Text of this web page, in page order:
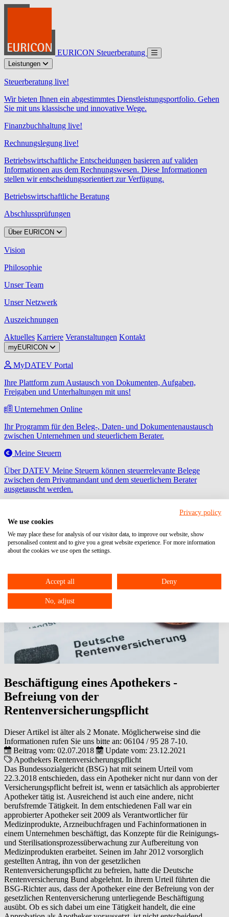
EURICON Steuerberatung
Leistungen
Steuerberatung live!
Wir bieten Ihnen ein abgestimmtes Dienstleistungsportfolio. Gehen
Sie mit uns klassische und innovative Wege.
Finanzbuchhaltung live!
Rechnungslegung live!
Betriebswirtschaftliche Entscheidungen basieren auf validen
Informationen aus dem Rechnungswesen. Diese Informationen
stellen wir entscheidungsorientiert zur Verfügung.
Betriebswirtschaftliche Beratung
Abschlussprüfungen
Über EURICON
Vision
Philosophie
Unser Team
Unser Netzwerk
Auszeichnungen
Aktuelles Karriere Veranstaltungen Kontakt
myEURICON
MyDATEV Portal
Ihre Plattform zum Austausch von Dokumenten, Aufgaben,
Freigaben und Unterhaltungen mit uns!
Unternehmen Online
Ihr Programm für den Beleg-, Daten- und Dokumentenaustausch
zwischen Unternehmen und steuerlichem Berater.
Meine Steuern
Über DATEV Meine Steuern können steuerrelevante Belege
zwischen dem Privatmandant und dem steuerlichem Berater
ausgetauscht werden.
zur digitalen Unterschrift
Fast Docs
Beschäftigung eines Apothekers -
Befreiung von der
Rentenversicherungspflicht
Dieser Artikel ist älter als 2 Monate. Möglicherweise sind die
Informationen rufen Sie uns bitte an: 06104 / 95 28 7-10.
Beitrag vom: 02.07.2018
Update vom: 23.12.2021
Apothekers Rentenversicherungspflicht
Das Bundessozialgericht (BSG) hat mit seinem Urteil vom
22.3.2018 entschieden, dass ein Apotheker nicht nur dann von der
Versicherungspflicht befreit ist, wenn er tatsächlich als approbierter
Apotheker tätig ist. Ausreichend ist auch eine andere, nicht
berufsfremde Tätigkeit. In dem entschiedenen Fall war ein
approbierter Apotheker seit 2009 als Verantwortlicher für
Medizinprodukte, Arzneibuchfragen und Fachinformationen in
einem Unternehmen beschäftigt, das Konzepte für die Reinigungs-
und Sterilisationsprozessüberwachung zur Aufbereitung von
Medizinprodukten erarbeitet. Seinen im Jahr 2012 vorsorglich
gestellten Antrag, ihn von der gesetzlichen
Rentenversicherungspflicht zu befreien, hatte die Deutsche
Rentenversicherung Bund abgelehnt. In ihrem Urteil führten die
BSG-Richter aus, dass der Apotheker eine der Befreiung von der
gesetzlichen Rentenversicherung unterliegende Beschäftigung
ausübt. Ob es sich dabei um eine Tätigkeit handelt, die eine
Privacy policy
We use cookies
We may place these for analysis of our visitor data, to improve our website, show
personalised content and to give you a great website experience. For more information
about the cookies we use open the settings.
Accept all Deny
No, adjust